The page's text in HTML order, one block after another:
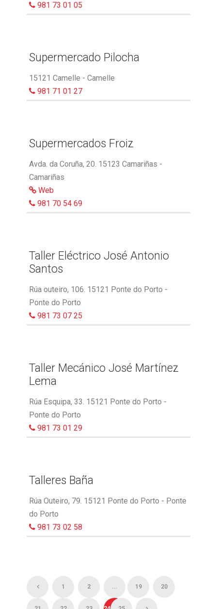
981 73 01 05
Supermercado Pilocha
15121 Camelle - Camelle
981 71 01 27
Supermercados Froiz
Avda. da Coruña, 20. 15123 Camariñas -
Camariñas
Web
981 70 54 69
Taller Eléctrico José Antonio
Santos
Rúa outeiro, 106. 15121 Ponte do Porto -
Ponte do Porto
981 73 07 25
Taller Mecánico José Martínez
Lema
Rúa Esquipa, 33. 15121 Ponte do Porto -
Ponte do Porto
981 73 01 29
Talleres Baña
Rúa Outeiro, 79. 15121 Ponte do Porto - Ponte
do Porto
981 73 02 58
1 2 ... 19 20